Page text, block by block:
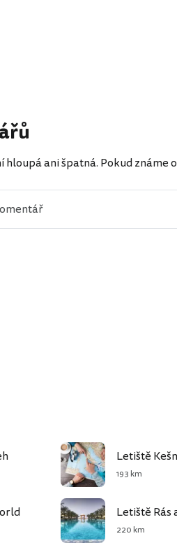
hloupá ani špatná. Pokud známe
Letiště
193 km
Letiště Rás
220 km